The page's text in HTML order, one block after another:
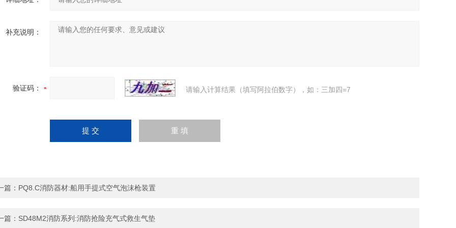
补充说明：
验证码： 请输入计算结果（填写阿拉伯数字），如：三加四=7
篇： PQ8.C消防器材:船用手提式空气泡沫枪装置
篇： SD48M2消防系列:消防抢险充气式救生气垫